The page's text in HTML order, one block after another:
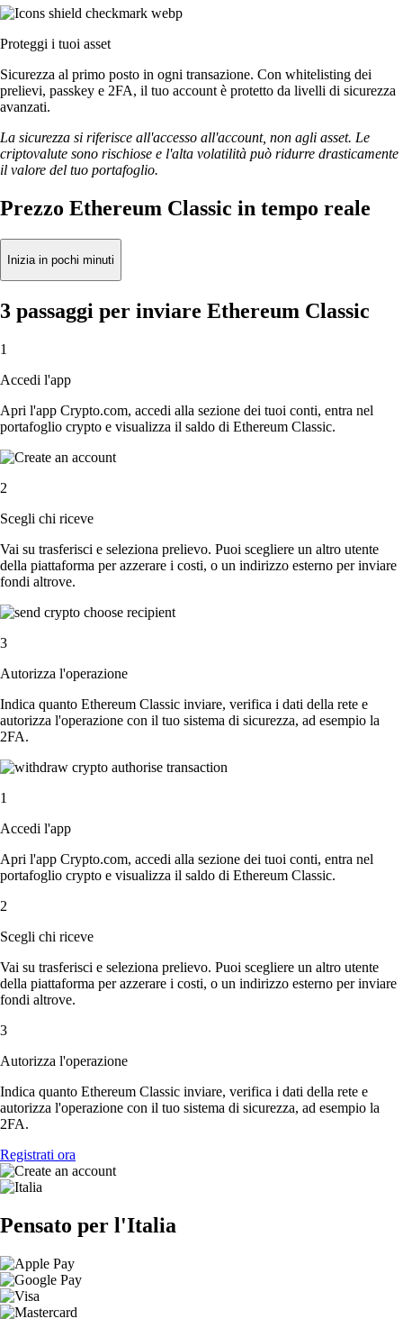
Proteggi i tuoi asset
Sicurezza al primo posto in ogni transazione. Con whitelisting dei
prelievi, passkey e 2FA, il tuo account è protetto da livelli di sicurezza
avanzati.
La sicurezza si riferisce all'accesso all'account, non agli asset. Le
criptovalute sono rischiose e l'alta volatilità può ridurre drasticamente
il valore del tuo portafoglio.
Prezzo Ethereum Classic in tempo reale
Inizia in pochi minuti
3 passaggi per inviare Ethereum Classic
1
Accedi l'app
Apri l'app Crypto.com, accedi alla sezione dei tuoi conti, entra nel
portafoglio crypto e visualizza il saldo di Ethereum Classic.
2
Scegli chi riceve
Vai su trasferisci e seleziona prelievo. Puoi scegliere un altro utente
della piattaforma per azzerare i costi, o un indirizzo esterno per inviare
fondi altrove.
3
Autorizza l'operazione
Indica quanto Ethereum Classic inviare, verifica i dati della rete e
autorizza l'operazione con il tuo sistema di sicurezza, ad esempio la
2FA.
1
Accedi l'app
Apri l'app Crypto.com, accedi alla sezione dei tuoi conti, entra nel
portafoglio crypto e visualizza il saldo di Ethereum Classic.
2
Scegli chi riceve
Vai su trasferisci e seleziona prelievo. Puoi scegliere un altro utente
della piattaforma per azzerare i costi, o un indirizzo esterno per inviare
fondi altrove.
3
Autorizza l'operazione
Indica quanto Ethereum Classic inviare, verifica i dati della rete e
autorizza l'operazione con il tuo sistema di sicurezza, ad esempio la
2FA.
Registrati ora
Pensato per l'Italia